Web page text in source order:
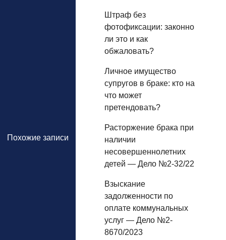
Похожие записи
Штраф без
фотофиксации: законно
ли это и как
обжаловать?
Личное имущество
супругов в браке: кто на
что может
претендовать?
Расторжение брака при
наличии
несовершеннолетних
детей — Дело №2-32/22
Взыскание
задолженности по
оплате коммунальных
услуг — Дело №2-
8670/2023